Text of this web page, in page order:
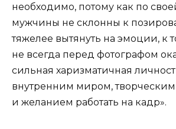
необходимо, потому как по
мужчины не склонны к
тяжелее вытянуть на эмоции, к
не всегда перед фотографом
сильная харизматичная
внутренним миром,
и желанием работать на кадр».